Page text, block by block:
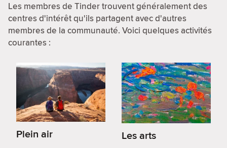
Les membres de Tinder trouvent généralement des
centres d'intérêt qu'ils partagent avec d'autres
membres de la communauté. Voici quelques activités
courantes :
Plein air Les arts